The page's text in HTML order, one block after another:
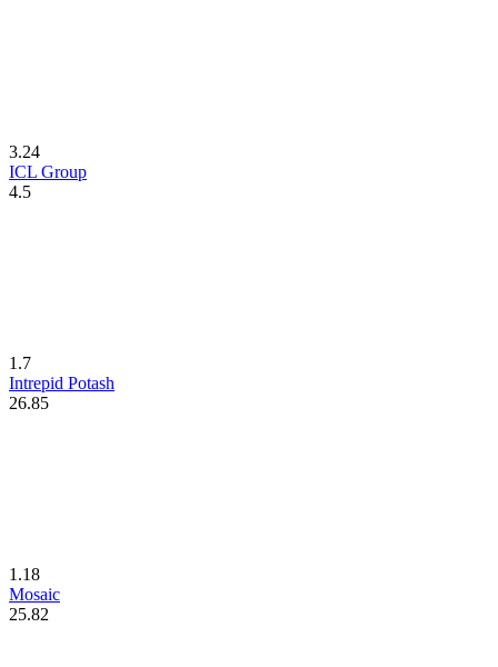
3.24
ICL Group
4.5
1.7
Intrepid Potash
26.85
1.18
Mosaic
25.82